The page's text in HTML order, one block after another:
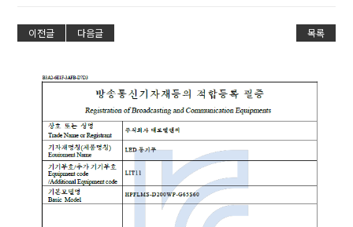
이전글 다음글 목록